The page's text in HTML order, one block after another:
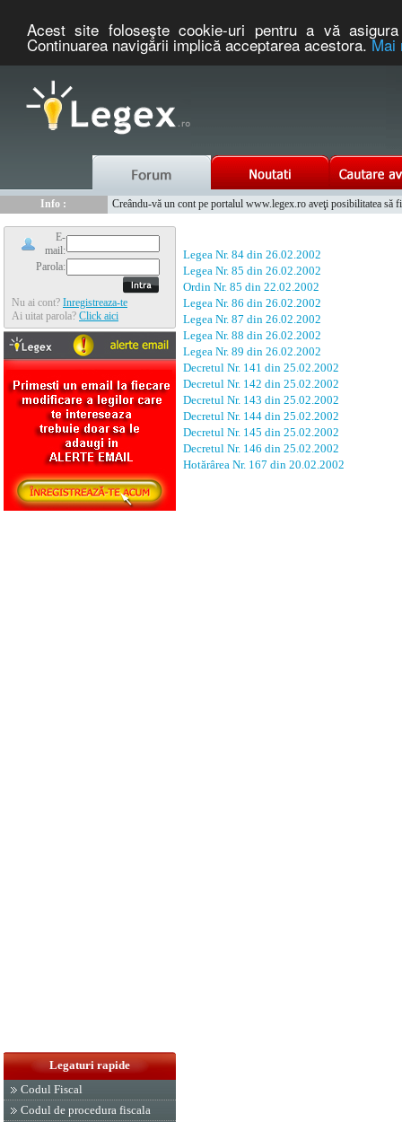
Acest site foloseşte cookie-uri pentru a vă
Continuarea navigării implică acceptarea acestora.Mai
Info :
Creându-vă un cont pe portalul www.legex.ro aveţi posibilitatea să
E-
mail:
Parola:
Nu ai cont? Inregistreaza-te
Ai uitat parola? Click aici
Legaturi rapide
Codul Fiscal
Codul de procedura fiscala
Legea Nr. 84 din 26.02.2002
Legea Nr. 85 din 26.02.2002
Ordin Nr. 85 din 22.02.2002
Legea Nr. 86 din 26.02.2002
Legea Nr. 87 din 26.02.2002
Legea Nr. 88 din 26.02.2002
Legea Nr. 89 din 26.02.2002
Decretul Nr. 141 din 25.02.2002
Decretul Nr. 142 din 25.02.2002
Decretul Nr. 143 din 25.02.2002
Decretul Nr. 144 din 25.02.2002
Decretul Nr. 145 din 25.02.2002
Decretul Nr. 146 din 25.02.2002
Hotărârea Nr. 167 din 20.02.2002